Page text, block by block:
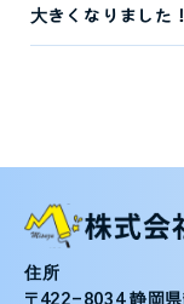
大きくなりました！
住所
〒422-8034 静岡